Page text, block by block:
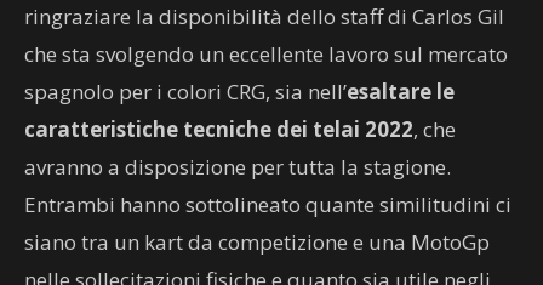
ringraziare la disponibilità dello staff di Carlos Gil
che sta svolgendo un eccellente lavoro sul mercato
spagnolo per i colori CRG, sia nell’esaltare le
caratteristiche tecniche dei telai 2022, che
avranno a disposizione per tutta la stagione.
Entrambi hanno sottolineato quante similitudini ci
siano tra un kart da competizione e una MotoGp